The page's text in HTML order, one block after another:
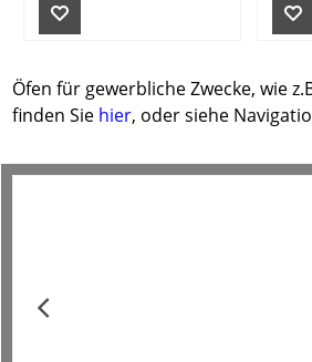
Öfen für gewerbliche Zwecke, wie
finden Sie hier, oder siehe